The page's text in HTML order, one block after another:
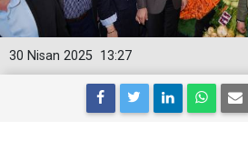
13:27
30 Nisan 2025